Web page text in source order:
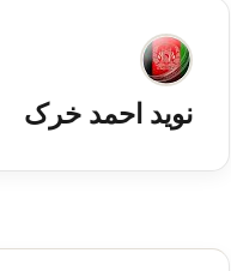
نوید احمد خرک